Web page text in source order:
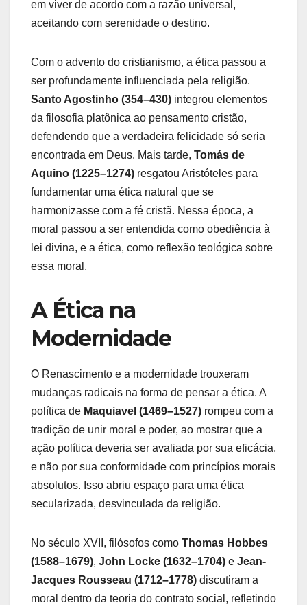
em viver de acordo com a razão universal,
aceitando com serenidade o destino.
Com o advento do cristianismo, a ética passou a
ser profundamente influenciada pela religião.
Santo Agostinho (354–430) integrou elementos
da filosofia platônica ao pensamento cristão,
defendendo que a verdadeira felicidade só seria
encontrada em Deus. Mais tarde, Tomás de
Aquino (1225–1274) resgatou Aristóteles para
fundamentar uma ética natural que se
harmonizasse com a fé cristã. Nessa época, a
moral passou a ser entendida como obediência à
lei divina, e a ética, como reflexão teológica sobre
essa moral.
A Ética na
Modernidade
O Renascimento e a modernidade trouxeram
mudanças radicais na forma de pensar a ética. A
política de Maquiavel (1469–1527) rompeu com a
tradição de unir moral e poder, ao mostrar que a
ação política deveria ser avaliada por sua eficácia,
e não por sua conformidade com princípios morais
absolutos. Isso abriu espaço para uma ética
secularizada, desvinculada da religião.
No século XVII, filósofos como Thomas Hobbes
(1588–1679), John Locke (1632–1704) e Jean-
Jacques Rousseau (1712–1778) discutiram a
moral dentro da teoria do contrato social, refletindo